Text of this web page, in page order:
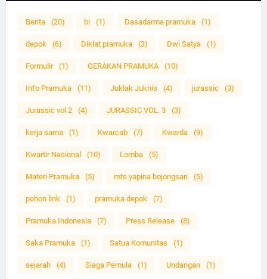
Berita (20) bi (1) Dasadarma pramuka (1)
depok (6) Diklat pramuka (3) Dwi Satya (1)
Formulir (1) GERAKAN PRAMUKA (10)
Info Pramuka (11) Juklak Juknis (4) jurassic (3)
Jurassic vol 2 (4) JURASSIC VOL. 3 (3)
kerja sama (1) Kwarcab (7) Kwarda (9)
Kwartir Nasional (10) Lomba (5)
Materi Pramuka (5) mts yapina bojongsari (5)
pohon link (1) pramuka depok (7)
Pramuka Indonesia (7) Press Release (8)
Saka Pramuka (1) Satua Komunitas (1)
sejarah (4) Siaga Pemula (1) Undangan (1)